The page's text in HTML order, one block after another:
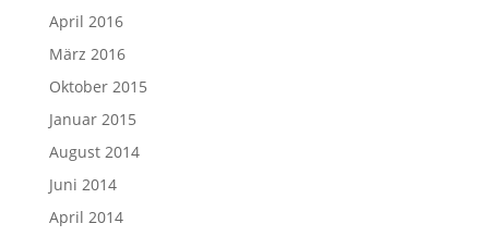
April 2016
März 2016
Oktober 2015
Januar 2015
August 2014
Juni 2014
April 2014